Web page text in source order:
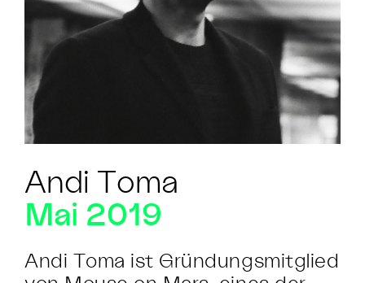
Andi Toma
Mai 2019
Andi Toma ist Gründungsmitglied